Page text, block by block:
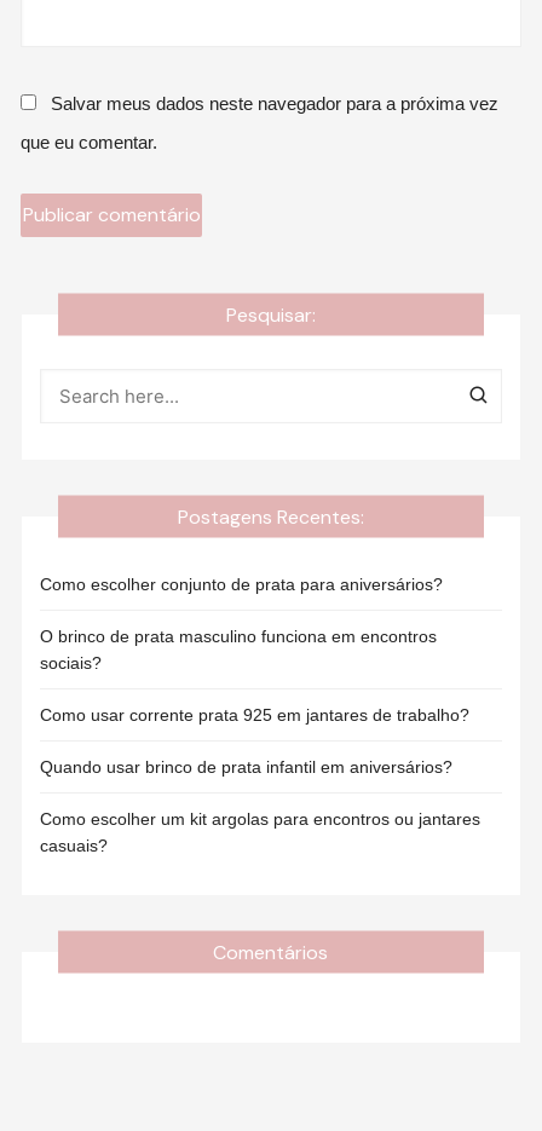
Salvar meus dados neste navegador para a próxima vez
que eu comentar.
Pesquisar:
Postagens Recentes:
Como escolher conjunto de prata para aniversários?
O brinco de prata masculino funciona em encontros
sociais?
Como usar corrente prata 925 em jantares de trabalho?
Quando usar brinco de prata infantil em aniversários?
Como escolher um kit argolas para encontros ou jantares
casuais?
Comentários